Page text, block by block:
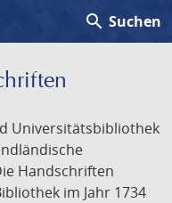
search Suchen
Universitätsbibliothek
Handschriften
im Jahr 1734